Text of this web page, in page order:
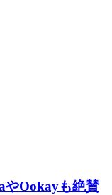
やOokayも絶賛